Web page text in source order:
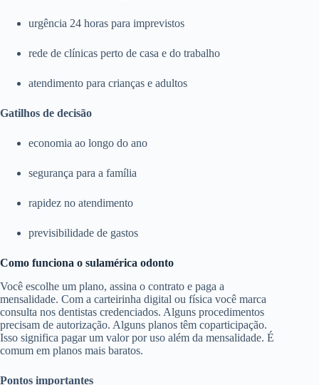
urgência 24 horas para imprevistos
rede de clínicas perto de casa e do trabalho
atendimento para crianças e adultos
Gatilhos de decisão
economia ao longo do ano
segurança para a família
rapidez no atendimento
previsibilidade de gastos
Como funciona o sulamérica odonto
Você escolhe um plano, assina o contrato e paga a
mensalidade. Com a carteirinha digital ou física você marca
consulta nos dentistas credenciados. Alguns procedimentos
precisam de autorização. Alguns planos têm coparticipação.
Isso significa pagar um valor por uso além da mensalidade. É
comum em planos mais baratos.
Pontos importantes